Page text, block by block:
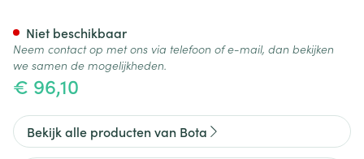
€ 96,10
Niet beschikbaar
Neem contact op met ons via telefoon of e-mail, dan bekijken
we samen de mogelijkheden.
Bekijk alle producten van Bota